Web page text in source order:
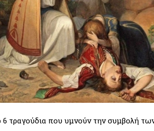
τραγούδια που υμνούν την συμβολή